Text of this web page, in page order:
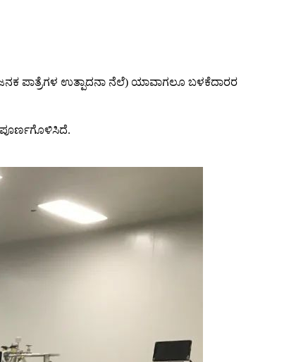
ಪಾತ್ರೆಗಳ ಉತ್ಪಾದನಾ ನೆಲೆ) ಯಾವಾಗಲೂ ಬಳಕೆದಾರರ
ಪೂರ್ಣಗೊಳಿಸಿದೆ.